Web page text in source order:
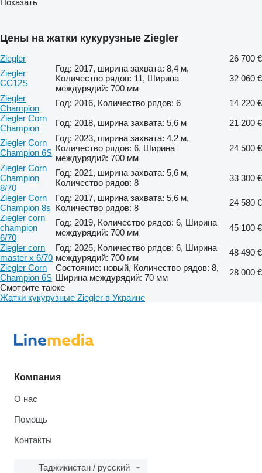
Цены на жатки кукурузные Ziegler
Ziegler
26 700 €
Ziegler
CC12S
Год: 2017, ширина захвата: 8,4 м,
Количество рядов: 11, Ширина
междурядий: 700 мм
32 060 €
Ziegler
Champion
Год: 2016, Количество рядов: 6
14 220 €
Ziegler Corn
Champion
Год: 2018, ширина захвата: 5,6 м
21 200 €
Ziegler Corn
Champion 6S
Год: 2023, ширина захвата: 4,2 м,
Количество рядов: 6, Ширина
междурядий: 700 мм
24 500 €
Ziegler Corn
Champion
8/70
Год: 2021, ширина захвата: 5,6 м,
Количество рядов: 8
33 300 €
Ziegler Corn
Champion 8s
Год: 2017, ширина захвата: 5,6 м,
Количество рядов: 8
24 580 €
Ziegler corn
champion
6/70
Год: 2019, Количество рядов: 6, Ширина
междурядий: 700 мм
45 100 €
Ziegler corn
master x 6/70
Год: 2025, Количество рядов: 6, Ширина
междурядий: 700 мм
48 490 €
Ziegler Corn
Champion 6S
Состояние: новый, Количество рядов: 8,
Ширина междурядий: 70 мм
28 000 €
Смотрите также
Жатки кукурузные Ziegler в Украине
Компания
О нас
Помощь
Контакты
Таджикистан / русский